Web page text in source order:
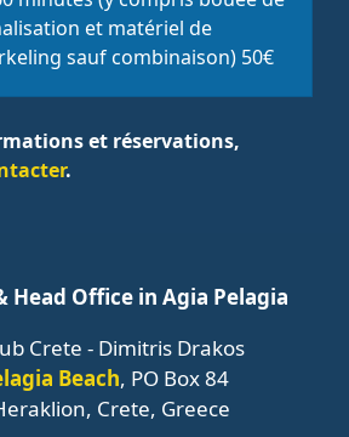
et matériel de
sauf combinaison) 50€
et réservations,
.
Head Office in Agia Pelagia
Crete - Dimitris Drakos
Beach, PO Box 84
Crete, Greece